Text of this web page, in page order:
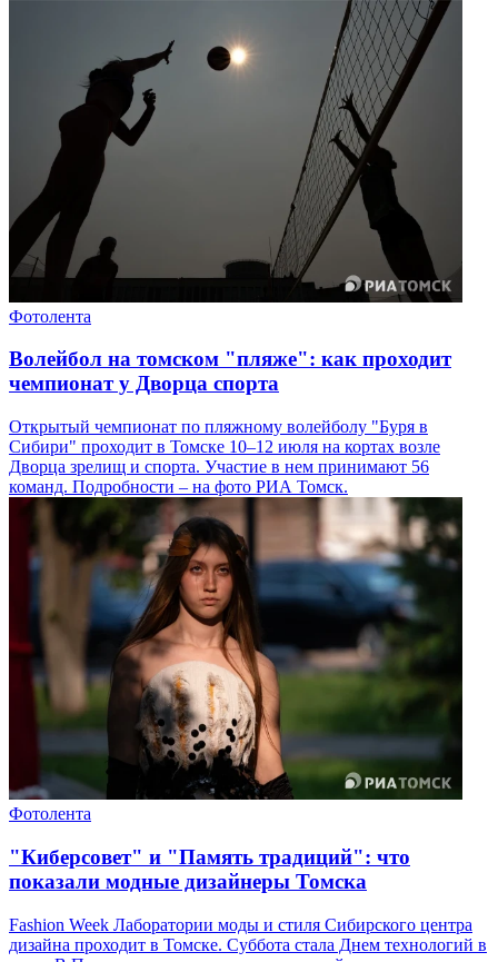
Фотолента
Волейбол на томском "пляже": как проходит
чемпионат у Дворца спорта
Открытый чемпионат по пляжному волейболу "Буря в
Сибири" проходит в Томске 10–12 июля на кортах возле
Дворца зрелищ и спорта. Участие в нем принимают 56
команд. Подробности – на фото РИА Томск.
Фотолента
"Киберсовет" и "Память традиций": что
показали модные дизайнеры Томска
Fashion Week Лаборатории моды и стиля Сибирского центра
дизайна проходит в Томске. Суббота стала Днем технологий в